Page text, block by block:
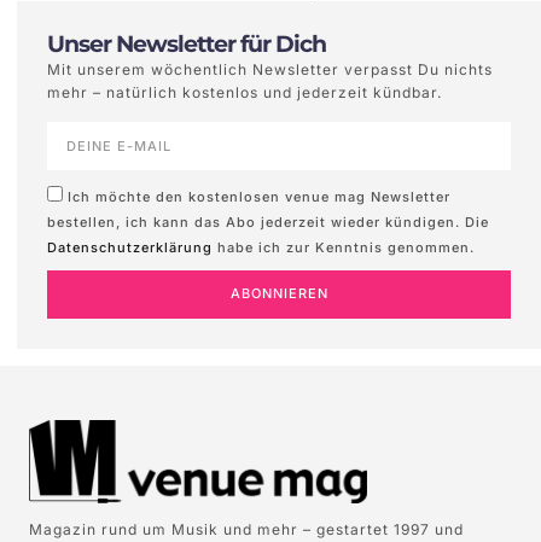
Unser Newsletter für Dich
Mit unserem wöchentlich Newsletter verpasst Du nichts
mehr – natürlich kostenlos und jederzeit kündbar.
Ich möchte den kostenlosen venue mag Newsletter
bestellen, ich kann das Abo jederzeit wieder kündigen. Die
Datenschutzerklärung habe ich zur Kenntnis genommen.
ABONNIEREN
Magazin rund um Musik und mehr – gestartet 1997 und